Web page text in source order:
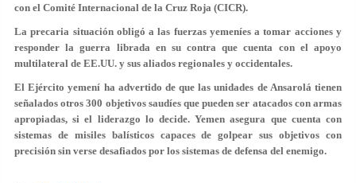
con el Comité Internacional de la Cruz Roja (CICR).
La precaria situación obligó a las fuerzas yemeníes a tomar acciones y
responder la guerra librada en su contra que cuenta con el apoyo
multilateral de EE.UU. y sus aliados regionales y occidentales.
El Ejército yemení ha advertido de que las unidades de Ansarolá tienen
señalados otros 300 objetivos saudíes que pueden ser atacados con armas
apropiadas, si el liderazgo lo decide. Yemen asegura que cuenta con
sistemas de misiles balísticos capaces de golpear sus objetivos con
precisión sin verse desafiados por los sistemas de defensa del enemigo.